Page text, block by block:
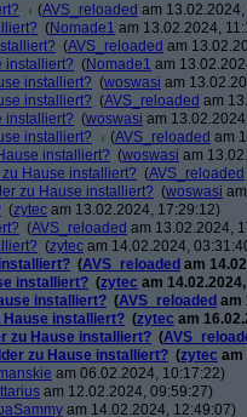
(AVS_reloaded am 13.02.2024,
(Nomade1 am 13.02.2024,
(AVS_reloaded am
installiert? (Nomade1 am
installiert? (woswasi am
installiert? (AVS_reloaded am
installiert? (woswasi am
installiert?
(AVS_reloaded am
installiert? (woswasi am
Hause installiert? (AVS_reloaded
zu Hause installiert? (woswasi
(zytec am 13.02.2024, 17:29:12)
(AVS_reloaded am 13.02.2024,
(zytec am 14.02.2024,
(AVS_reloaded am
installiert? (zytec am
installiert? (AVS_reloaded am
Hause installiert? (zytec am
zu Hause installiert? (
zu Hause installiert? (zytec am
am 06.02.2024, 10:17:22)
am 12.02.2024, 09:59:27)
am 14.02.2024, 12:49:07)